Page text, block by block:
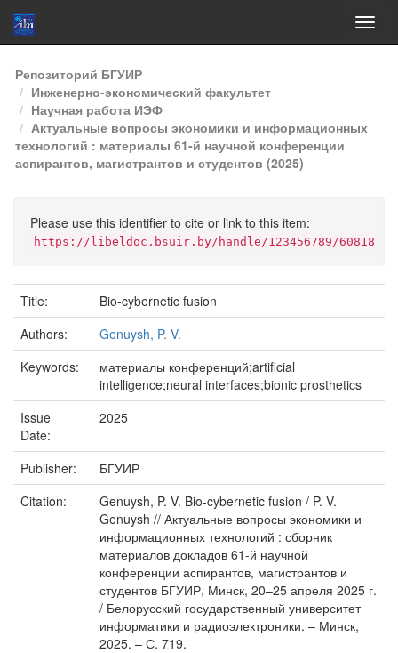
Skip
navigation
Репозиторий БГУИР
Инженерно-экономический факультет
Научная работа ИЭФ
Актуальные вопросы экономики и информационных
технологий : материалы 61-й научной конференции
аспирантов, магистрантов и студентов (2025)
Please use this identifier to cite or link to this item:
https://libeldoc.bsuir.by/handle/123456789/60818
Title:
Bio-cybernetic fusion
Authors:
Genuysh, P. V.
Keywords:
материалы конференций;artificial
intelligence;neural interfaces;bionic prosthetics
Issue
Date:
2025
Publisher:
БГУИР
Citation:
Genuysh, P. V. Bio-cybernetic fusion / P. V.
Genuysh // Актуальные вопросы экономики и
информационных технологий : сборник
материалов докладов 61-й научной
конференции аспирантов, магистрантов и
студентов БГУИР, Минск, 20–25 апреля 2025 г.
/ Белорусский государственный университет
информатики и радиоэлектроники. – Минск,
2025. – С. 719.